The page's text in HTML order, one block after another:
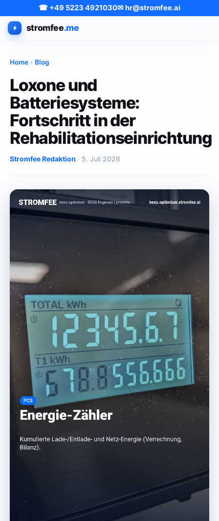
☎ +49 5223 4921030✉ hr@stromfee.ai
stromfee.me
Home › Blog
Loxone und
Batteriesysteme:
Fortschritt in der
Rehabilitationseinrichtung
Stromfee Redaktion · 5. Juli 2026